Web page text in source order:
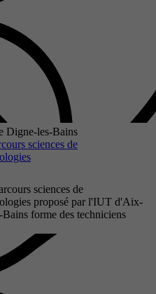
Digne-les-Bains
sciences de
sciences de
proposé par l'IUT d'Aix-
forme des techniciens